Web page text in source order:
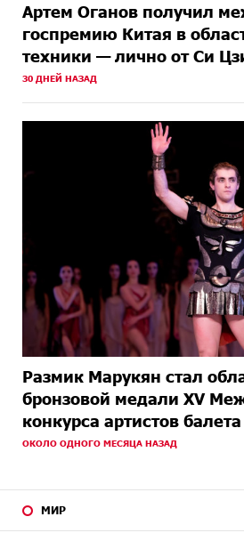
Артем Оганов получил
госпремию Китая в
техники — лично от Си
30 ДНЕЙ НАЗАД
Размик Марукян стал
бронзовой медали XV
конкурса артистов балета
ОКОЛО ОДНОГО МЕСЯЦА НАЗАД
МИР